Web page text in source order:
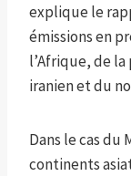
explique le
émissions en
l’Afrique, de
iranien et du
Dans le cas du
continents